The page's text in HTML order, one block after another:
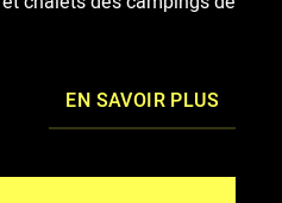
EN SAVOIR PLUS